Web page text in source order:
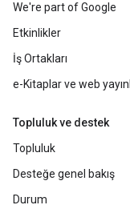
We're part of Google
Etkinlikler
İş Ortakları
e-Kitaplar ve web
Topluluk ve destek
Topluluk
Desteğe genel bakış
Durum